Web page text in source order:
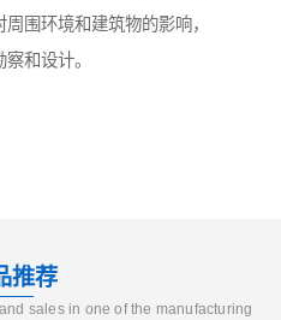
围环境和建筑物的影响，
和设计。
推荐
sales in one of the manufacturing